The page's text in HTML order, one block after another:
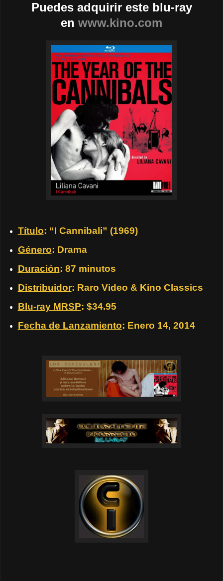
Puedes adquirir este blu-ray
en www.kino.com
Título: “I Cannibali” (1969)
Género: Drama
Duración: 87 minutos
Distribuidor: Raro Video & Kino Classics
Blu-ray MRSP: $34.95
Fecha de Lanzamiento: Enero 14, 2014